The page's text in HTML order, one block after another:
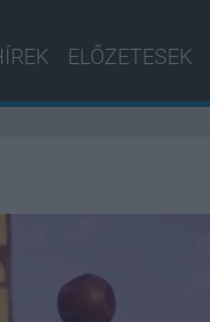
ELŐZETESEK